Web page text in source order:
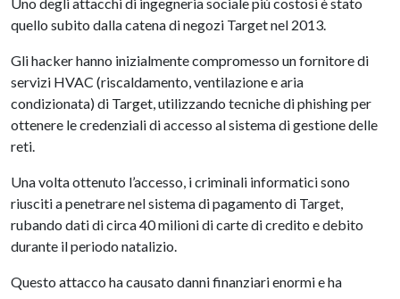
quello subito dalla catena di negozi Target nel 2013.
Gli hacker hanno inizialmente compromesso un fornitore di
servizi HVAC (riscaldamento, ventilazione e aria
condizionata) di Target, utilizzando tecniche di phishing per
ottenere le credenziali di accesso al sistema di gestione delle
reti.
Una volta ottenuto l’accesso, i criminali informatici sono
riusciti a penetrare nel sistema di pagamento di Target,
rubando dati di circa 40 milioni di carte di credito e debito
durante il periodo natalizio.
Questo attacco ha causato danni finanziari enormi e ha